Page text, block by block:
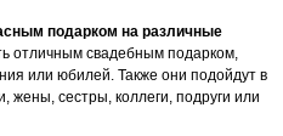
подарком на различные
отличным свадебным подарком,
или юбилей. Также они подойдут в
жены, сестры, коллеги, подруги или